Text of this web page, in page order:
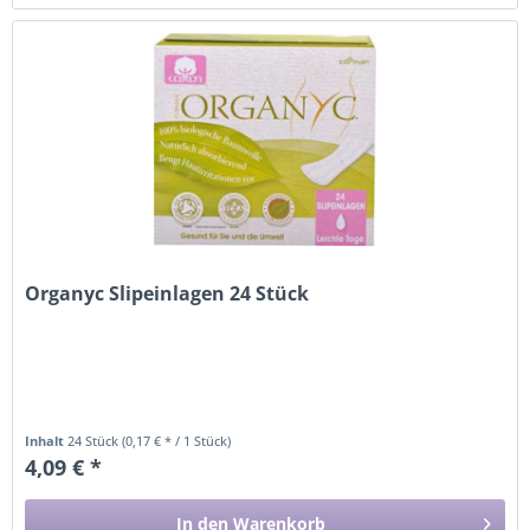
Organyc Slipeinlagen 24 Stück
Inhalt 24 Stück(0,17 € * / 1 Stück)
4,09 € *
In den Warenkorb